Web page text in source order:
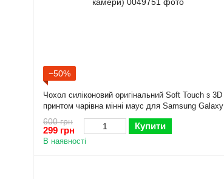
−50%
Чохол силіконовий оригінальний Soft Touch з 3D
принтом чарівна мінні маус для Samsung Galaxy
A26 (SM-A266) чорний (Повний захист камери)
600 грн
299 грн Купити
В наявності